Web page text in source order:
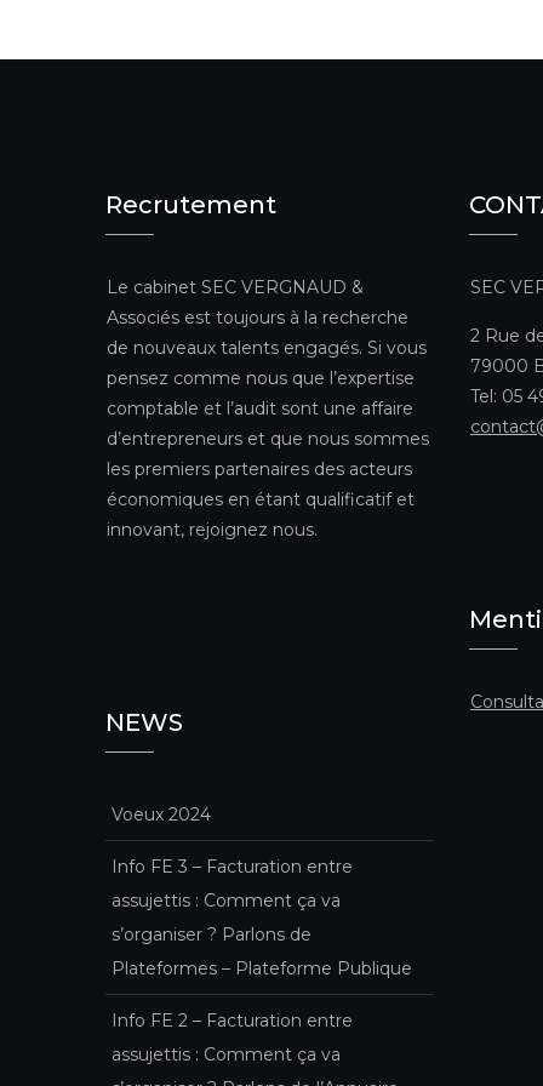
Recrutement
Le cabinet SEC VERGNAUD &
Associés est toujours à la recherche
de nouveaux talents engagés. Si vous
pensez comme nous que l’expertise
comptable et l’audit sont une affaire
d’entrepreneurs et que nous sommes
les premiers partenaires des acteurs
économiques en étant qualificatif et
innovant, rejoignez nous.
NEWS
Voeux 2024
Info FE 3 – Facturation entre
assujettis : Comment ça va
s’organiser ? Parlons de
Plateformes – Plateforme Publique
Info FE 2 – Facturation entre
assujettis : Comment ça va
SEC
2 Rue
79000
Tel: 05